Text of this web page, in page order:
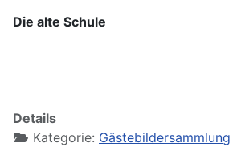
Die alte Schule
Details
Kategorie: Gästebildersammlung